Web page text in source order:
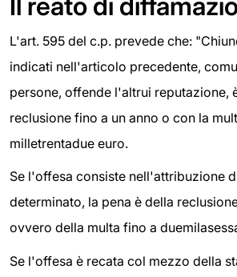
L'art. 595 del c.p. prevede che:
indicati nell'articolo precedente,
persone, offende l'altrui reputazione,
reclusione fino a un anno o con la
milletrentadue euro.
Se l'offesa consiste nell'attribuzione
determinato, la pena è della
ovvero della multa fino a
Se l'offesa è recata col mezzo della